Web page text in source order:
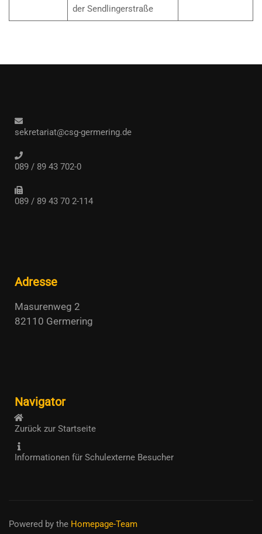
der Sendlingerstraße
sekretariat@csg-germering.de
089 / 89 43 702-0
089 / 89 43 70 2-114
Adresse
Masurenweg 2
82110 Germering
Navigator
Zurück zur Startseite
Informationen für Schulexterne Besucher
Powered by the Homepage-Team